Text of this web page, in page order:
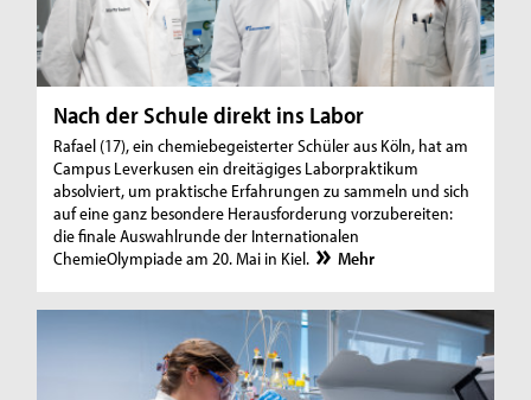
Nach der Schule direkt ins Labor
Rafael (17), ein chemiebegeisterter Schüler aus Köln, hat am
Campus Leverkusen ein dreitägiges Laborpraktikum
absolviert, um praktische Erfahrungen zu sammeln und sich
auf eine ganz besondere Herausforderung vorzubereiten:
die finale Auswahlrunde der Internationalen
ChemieOlympiade am 20. Mai in Kiel.
Mehr